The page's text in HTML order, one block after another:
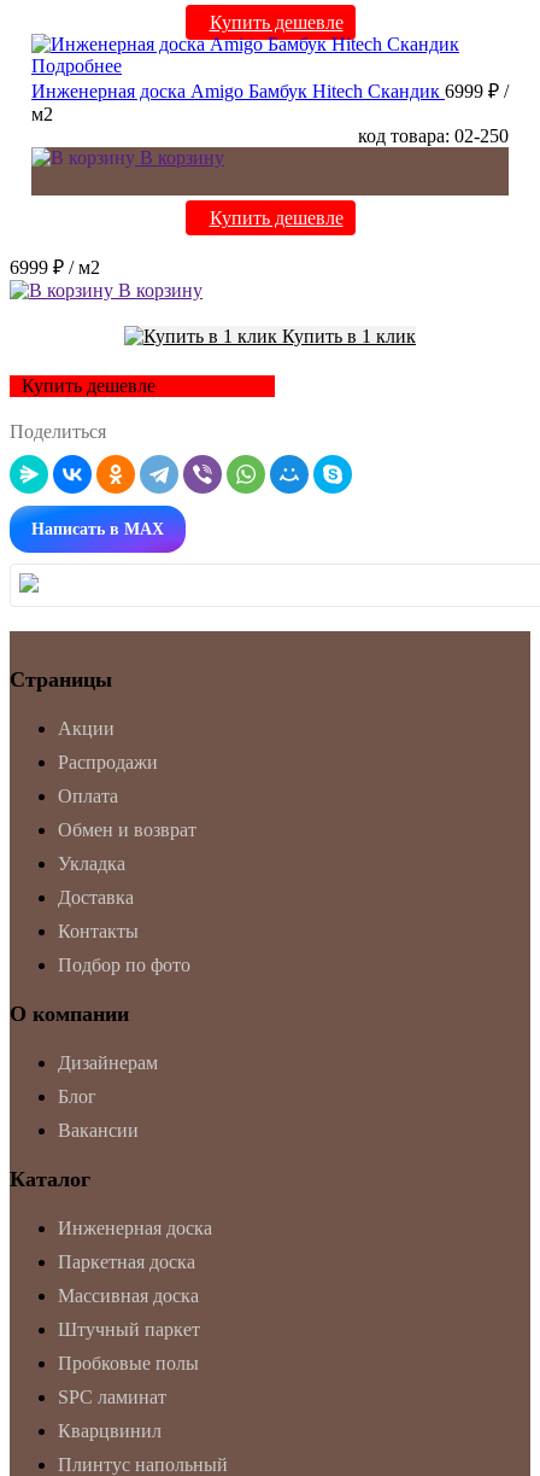
Купить дешевле
Подробнее
Инженерная доска Amigo Бамбук Hitech Скандик 6999 ₽ /
м2
код товара: 02-250
В корзину
Купить дешевле
6999 ₽ / м2
В корзину
Купить в 1 клик
Купить дешевле
Поделиться
Написать в MAX
Страницы
Акции
Распродажи
Оплата
Обмен и возврат
Укладка
Доставка
Контакты
Подбор по фото
О компании
Дизайнерам
Блог
Вакансии
Каталог
Инженерная доска
Паркетная доска
Массивная доска
Штучный паркет
Пробковые полы
SPC ламинат
Кварцвинил
Плинтус напольный